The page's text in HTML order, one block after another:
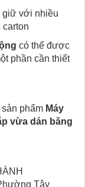
giữ với nhiều
carton
có thể được
phần cần thiết
phẩm Máy
vừa dán băng
Tây